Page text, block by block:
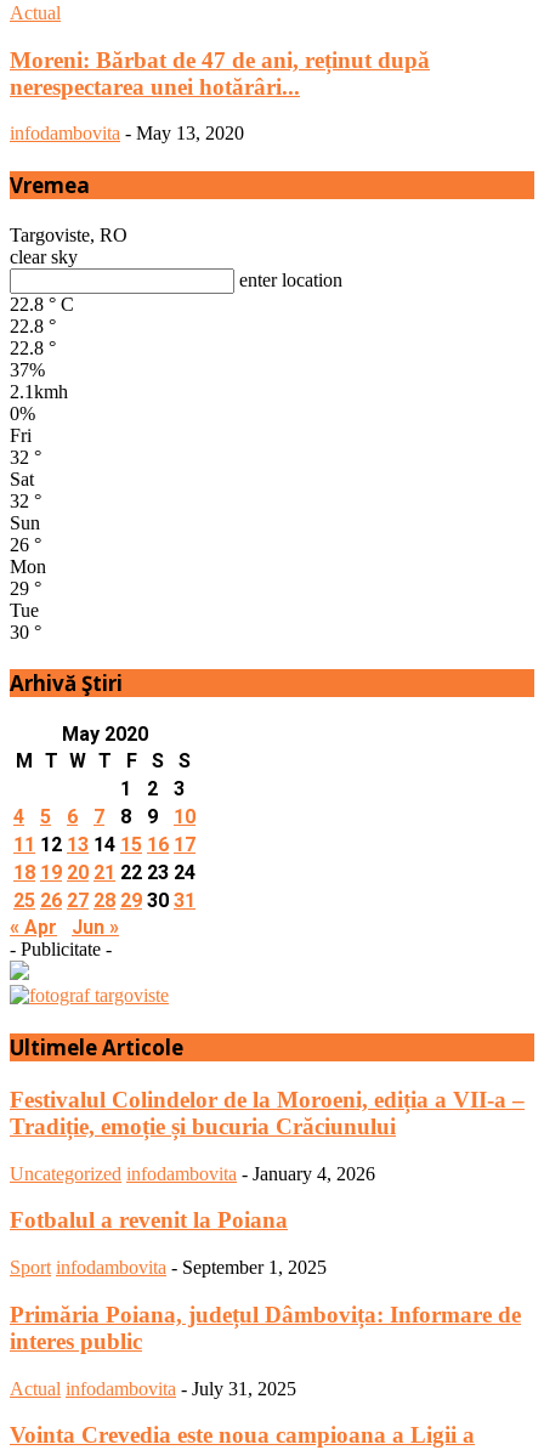
Actual
Moreni: Bărbat de 47 de ani, reținut după
nerespectarea unei hotărâri...
infodambovita - May 13, 2020
Vremea
Targoviste, RO
clear sky
enter location
22.8 ° C
22.8 °
22.8 °
37%
2.1kmh
0%
Fri
32 °
Sat
32 °
Sun
26 °
Mon
29 °
Tue
30 °
Arhivă Ştiri
May 2020
M
T W T F S
S
1
2
3
4
5 6 7 8 9
10
11 12 13 14 15 16 17
18 19 20 21 22 23 24
25 26 27 28 29 30 31
« Apr
Jun »
- Publicitate -
Ultimele Articole
Festivalul Colindelor de la Moroeni, ediția a VII-a –
Tradiție, emoție și bucuria Crăciunului
Uncategorized infodambovita - January 4, 2026
Fotbalul a revenit la Poiana
Sport infodambovita - September 1, 2025
Primăria Poiana, județul Dâmbovița: Informare de
interes public
Actual infodambovita - July 31, 2025
Vointa Crevedia este noua campioana a Ligii a